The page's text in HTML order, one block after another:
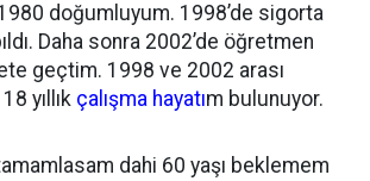
doğumluyum. 1998’de sigorta
Daha sonra 2002’de öğretmen
geçtim. 1998 ve 2002 arası
yıllık çalışma hayatım bulunuyor.
dahi 60 yaşı beklemem